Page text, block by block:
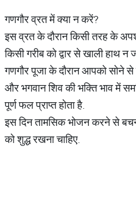
गणगौर व्रत में क्या न करें?
इस व्रत के दौरान किसी तरह के
किसी गरीब को द्वार से खाली हाथ न
गणगौर पूजा के दौरान आपको सोने से
और भगवान शिव की भक्ति भाव में
पूर्ण फल प्राप्त होता है.
इस दिन तामसिक भोजन करने से
को शुद्ध रखना चाहिए.